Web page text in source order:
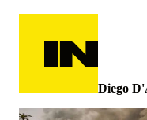
Diego